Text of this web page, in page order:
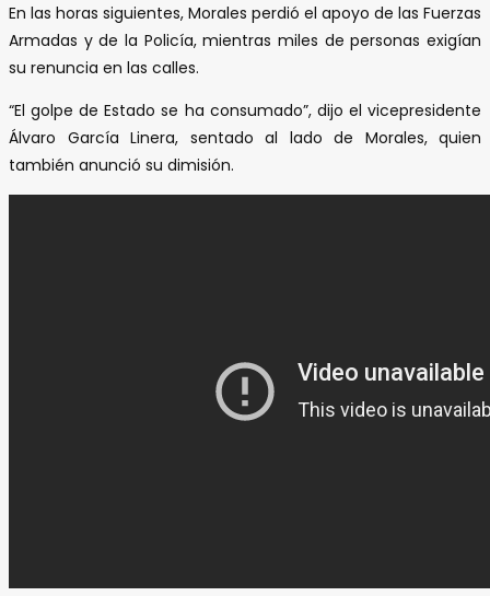
En las horas siguientes, Morales perdió el apoyo de las Fuerzas
Armadas y de la Policía, mientras miles de personas exigían
su renuncia en las calles.
“El golpe de Estado se ha consumado”, dijo el vicepresidente
Álvaro García Linera, sentado al lado de Morales, quien
también anunció su dimisión.